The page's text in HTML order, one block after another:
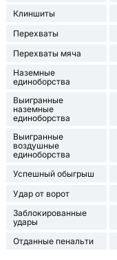
Клиншиты
Перехваты
Перехваты мяча
Наземные
единоборства
Выигранные
наземные
единоборства
Выигранные
воздушные
единоборства
Успешный обыгрыш
Удар от ворот
Заблокированные
удары
Отданные пенальти